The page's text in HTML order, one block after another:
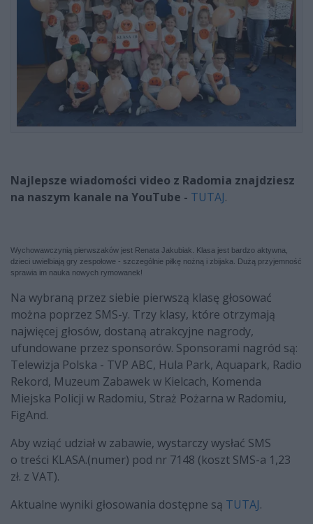
Najlepsze wiadomości video z Radomia znajdziesz
na naszym kanale na YouTube - TUTAJ.
Wychowawczynią pierwszaków jest Renata Jakubiak. Klasa jest bardzo aktywna,
dzieci uwielbiają gry zespołowe - szczególnie piłkę nożną i zbijaka. Dużą przyjemność
sprawia im nauka nowych rymowanek!
Na wybraną przez siebie pierwszą klasę głosować
można poprzez SMS-y. Trzy klasy, które otrzymają
najwięcej głosów, dostaną atrakcyjne nagrody,
ufundowane przez sponsorów. Sponsorami nagród są:
Telewizja Polska - TVP ABC, Hula Park, Aquapark, Radio
Rekord, Muzeum Zabawek w Kielcach, Komenda
Miejska Policji w Radomiu, Straż Pożarna w Radomiu,
FigAnd.
Aby wziąć udział w zabawie, wystarczy wysłać SMS
o treści KLASA.(numer) pod nr 7148 (koszt SMS-a 1,23
zł. z VAT).
Aktualne wyniki głosowania dostępne są TUTAJ.